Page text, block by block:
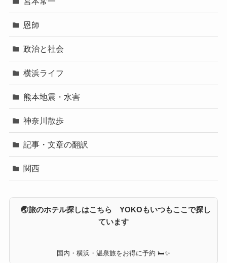
恩師
政治と社会
横浜ライフ
熊本地震・水害
神奈川散歩
記事・文章の翻訳
関西
🌏旅のホテル探しはこちら YOKOもいつもここで探し
ています